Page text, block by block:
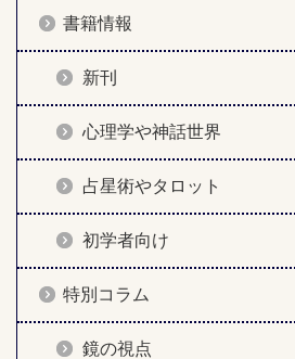
書籍情報
新刊
心理学や神話世界
占星術やタロット
初学者向け
特別コラム
鏡の視点